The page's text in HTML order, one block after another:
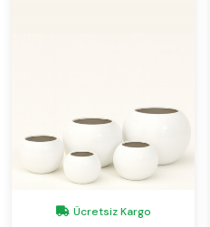
Ücretsiz Kargo